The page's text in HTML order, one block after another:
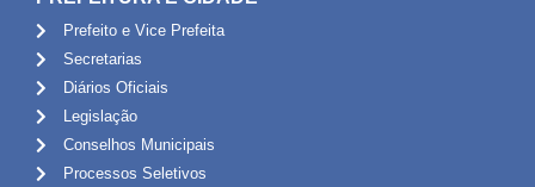
Prefeito e Vice Prefeita
Secretarias
Diários Oficiais
Legislação
Conselhos Municipais
Processos Seletivos